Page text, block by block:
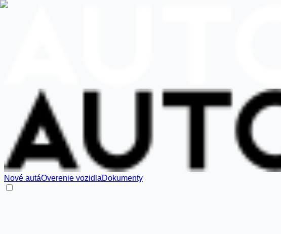
Nové autáOverenie vozidlaDokumenty